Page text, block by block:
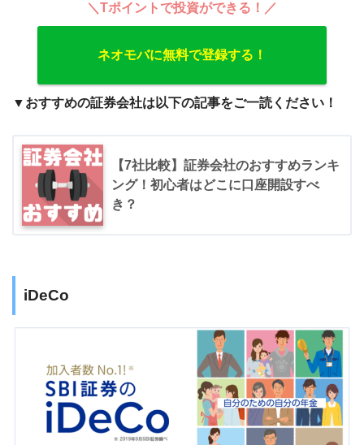
＼Tポイントで投資ができる！／
ネオモバに無料で登録する！
▼おすすめの証券会社は以下の記事をご一読ください！
【7社比較】証券会社のおすすめランキ
ング！初心者はどこに口座開設すべ
き？
iDeCo